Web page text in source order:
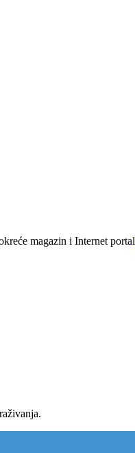
magazin i Internet portal